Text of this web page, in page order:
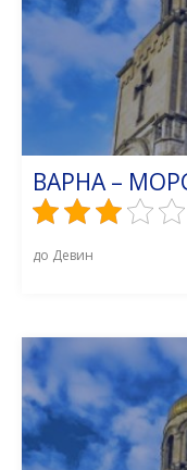
ВАРНА –
до Девин